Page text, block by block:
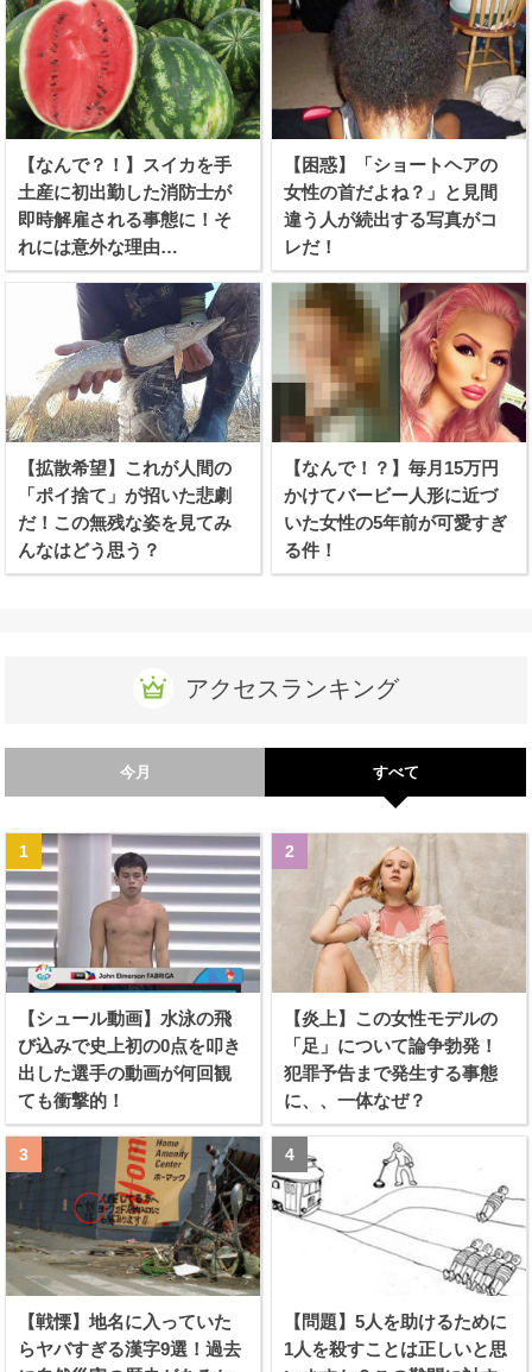
【なんで？！】スイカを手
土産に初出勤した消防士が
即時解雇される事態に！そ
れには意外な理由
が、、、！
【困惑】「ショートヘアの
女性の首だよね？」と見間
違う人が続出する写真がコ
レだ！
【拡散希望】これが人間の
「ポイ捨て」が招いた悲劇
だ！この無残な姿を見てみ
んなはどう思う？
【なんで！？】毎月15万円
かけてバービー人形に近づ
いた女性の5年前が可愛すぎ
る件！
アクセスランキング
今月 すべて
【シュール動画】水泳の飛
び込みで史上初の0点を叩き
出した選手の動画が何回観
ても衝撃的！
【炎上】この女性モデルの
「足」について論争勃発！
犯罪予告まで発生する事態
に、、一体なぜ？
【戦慄】地名に入っていた
らヤバすぎる漢字9選！過去
【問題】5人を助けるために
1人を殺すことは正しいと思